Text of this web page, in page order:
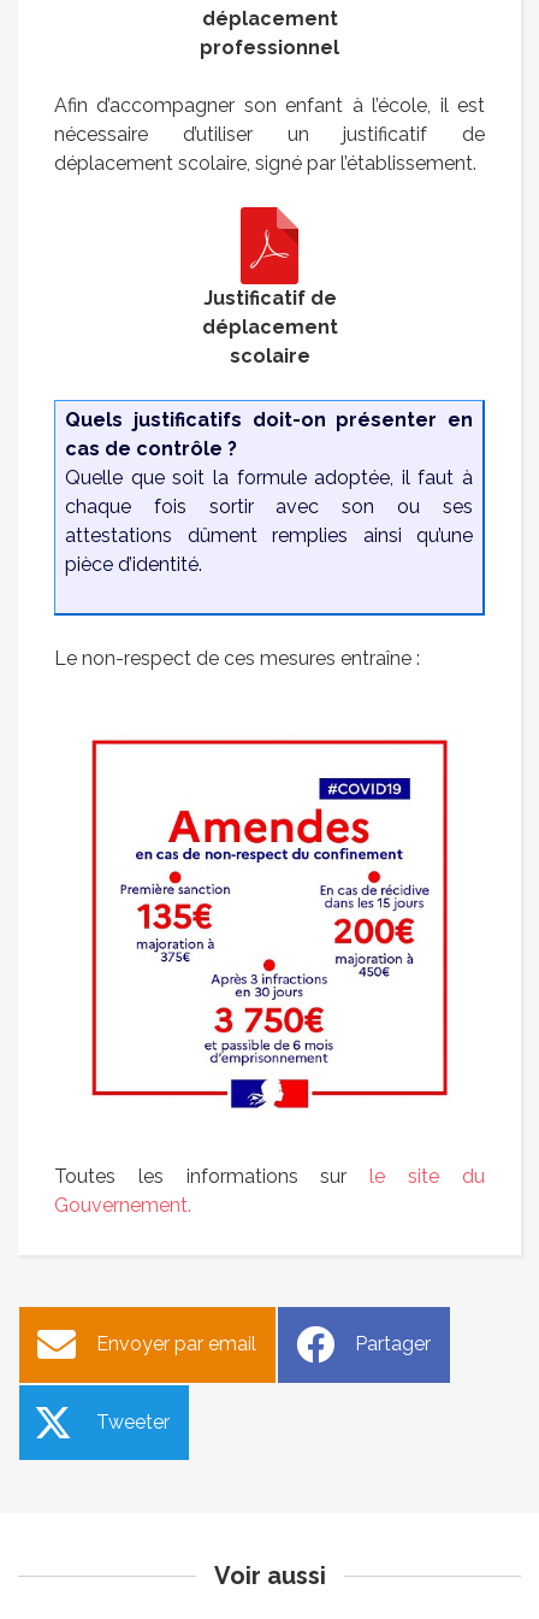
déplacement
professionnel
Afin d’accompagner son enfant à l’école, il est
nécessaire d’utiliser un justificatif de
déplacement scolaire, signé par l’établissement.
Justificatif de
déplacement
scolaire
Quels justificatifs doit-on présenter en
cas de contrôle ?
Quelle que soit la formule adoptée, il faut à
chaque fois sortir avec son ou ses
attestations dûment remplies ainsi qu’une
pièce d’identité.
Le non-respect de ces mesures entraîne :
Toutes les informations surle site du
Gouvernement.
Envoyer par email Partager
Tweeter
Voir aussi